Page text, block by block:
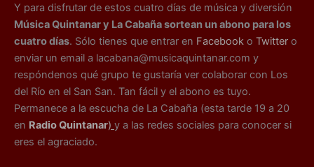
Y para disfrutar de estos cuatro días de música y diversión
Música Quintanar y La Cabaña sortean un abono para los
cuatro días. Sólo tienes que entrar en Facebook o Twitter o
enviar un email a lacabana@musicaquintanar.com y
respóndenos qué grupo te gustaría ver colaborar con Los
del Río en el San San. Tan fácil y el abono es tuyo.
Permanece a la escucha de La Cabaña (esta tarde 19 a 20
en Radio Quintanar) y a las redes sociales para conocer si
eres el agraciado.